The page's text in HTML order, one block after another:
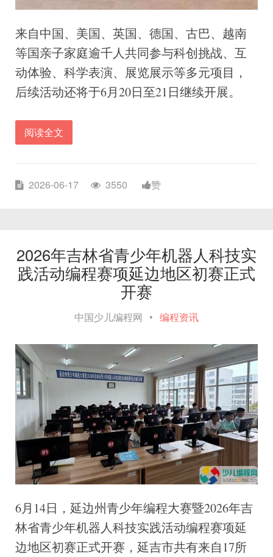
来自中国、美国、英国、德国、古巴、越南
等国亲子家庭逾千人共同参与科创挑战、互
动体验、科学表演、展览展示等多元项目，
后续活动还将于6月20日至21日继续开展。
阅读全文
2026-06-17 3550 赞
2026年吉林省青少年机器人科技实
践活动编程赛项延边地区初赛正式
开赛
中国少儿编程网 • 编程资讯
6月14日，延边州青少年编程大赛暨2026年吉
林省青少年机器人科技实践活动编程赛项延
边地区初赛正式开赛，延吉市共有来自17所